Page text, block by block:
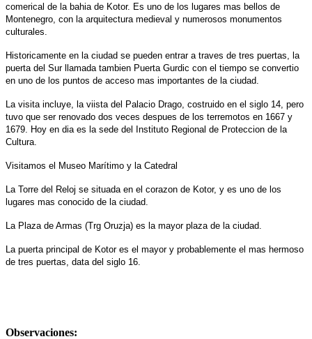
comerical de la bahia de Kotor. Es uno de los lugares mas bellos de
Montenegro, con la arquitectura medieval y numerosos monumentos
culturales.
Historicamente en la ciudad se pueden entrar a traves de tres puertas, la
puerta del Sur llamada tambien Puerta Gurdic con el tiempo se convertio
en uno de los puntos de acceso mas importantes de la ciudad.
La visita incluye, la viista del Palacio Drago, costruido en el siglo 14, pero
tuvo que ser renovado dos veces despues de los terremotos en 1667 y
1679. Hoy en dia es la sede del Instituto Regional de Proteccion de la
Cultura.
Visitamos el Museo Marítimo y la Catedral
La Torre del Reloj se situada en el corazon de Kotor, y es uno de los
lugares mas conocido de la ciudad.
La Plaza de Armas (Trg Oruzja) es la mayor plaza de la ciudad.
La puerta principal de Kotor es el mayor y probablemente el mas hermoso
de tres puertas, data del siglo 16.
Observaciones: